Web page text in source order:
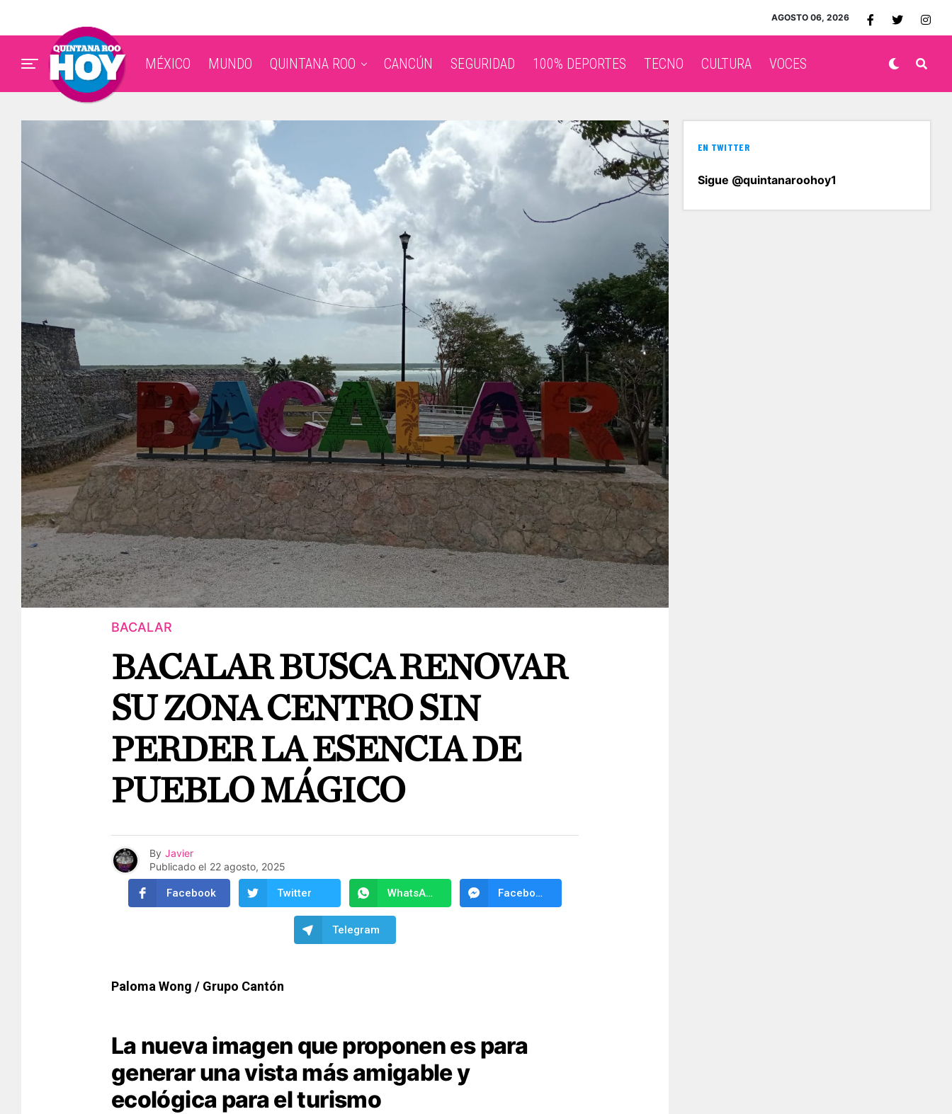
AGOSTO 06, 2026
MÉXICO MUNDO QUINTANA ROO CANCÚN SEGURIDAD 100% DEPORTES TECNO CULTURA VOCES
BACALAR
BACALAR BUSCA RENOVAR
SU ZONA CENTRO SIN
PERDER LA ESENCIA DE
PUEBLO MÁGICO
By Javier
Publicado el 22 agosto, 2025
Facebook Twitter WhatsApp Facebook Messenger
Telegram
Paloma Wong / Grupo Cantón
La nueva imagen que proponen es para
generar una vista más amigable y
ecológica para el turismo
EN TWITTER
Sigue @quintanaroohoy1